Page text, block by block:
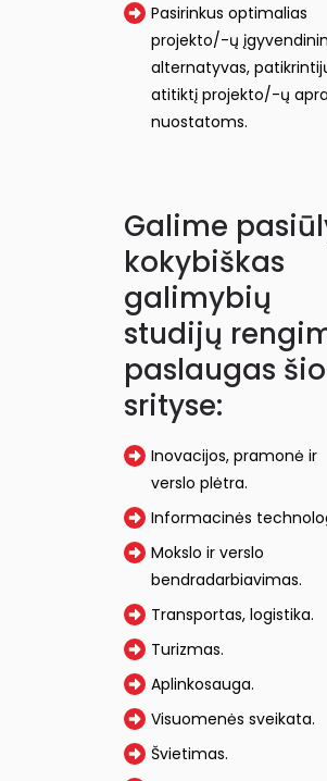
Pasirinkus optimalias
projekto/-ų
alternatyvas,
atitiktį projekto/-ų
nuostatoms.
Galime
kokybiškas
galimybių
studijų
paslaugas
srityse:
Inovacijos, pramonė ir
verslo plėtra.
Informacinės
Mokslo ir verslo
bendradarbiavimas.
Transportas, logistika.
Turizmas.
Aplinkosauga.
Visuomenės sveikata.
Švietimas.